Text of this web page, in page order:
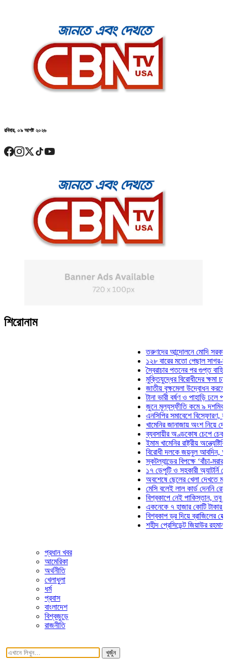
রবিবার, ০৯ আগষ্ট ২০২৬
শিরোনাম
তরুণদের আন্দোলনে মোদি সরকার দুর্বল
১২৮ বারের মতো পেছাল সাগর-রুনি
স্বৈরাচার পতনের পর গুপ্ত বাহিনীর
মুক্তিযুদ্ধের বিরোধীদের ক্ষমা চাইতে
জাতীয় বৃক্ষমেলা উদ্বোধন করলেন
টানা ভারী বর্ষণ ও পাহাড়ি ঢলে
জুনে মূল্যস্ফীতি কমে ৯ দশমিক ১৬
এনসিপির সমাবেশে বিস্ফোরণ,
খামেনির জানাজায় অংশ নিয়ে দেশে
ব্যবসায়ীর অণ্ডকোষ চেপে চেক-
ইমাম খামেনির রাষ্ট্রীয়
বিরোধী দলকে জয়নুল আবদিন,
স্কটল্যান্ডের বিপক্ষে ‘বাঁচা-মরার
১৭ ডেপুটি ও সহকারী অ্যাটর্নি
অবশেষে ছেলের খেলা দেখতে মাঠে
মেসি বলেই লাল কার্ড দেননি রেফারি!
বিশ্বকাপে নেই পাকিস্তান, তবু
একনেকে ৭ হাজার কোটি টাকার ৫
বিশ্বকাপ ড্র দিয়ে ব্রাজিলের হেক্সা
শহীদ প্রেসিডেন্ট জিয়াউর রহমান
প্রধান খবর
আমেরিকা
অর্থনীতি
খেলাধুলা
ধর্ম
প্রবাস
বাংলাদেশ
বিশ্বজুড়ে
রাজনীতি
খুজুঁন